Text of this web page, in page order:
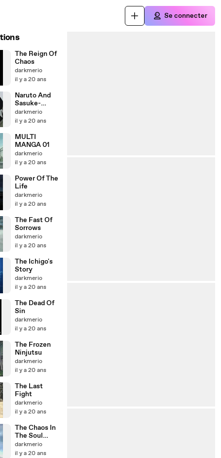
Se connecter
The Reign Of
Chaos
darkmerio
il y a 20 ans
Naruto And
Sasuke-
Remake-
darkmerio
il y a 20 ans
MULTI
MANGA 01
darkmerio
il y a 20 ans
Power Of The
Life
darkmerio
il y a 20 ans
The Fast Of
Sorrows
darkmerio
il y a 20 ans
The Ichigo's
Story
darkmerio
il y a 20 ans
The Dead Of
Sin
darkmerio
il y a 20 ans
The Frozen
Ninjutsu
darkmerio
il y a 20 ans
The Last
Fight
darkmerio
il y a 20 ans
The Chaos In
The Soul
Society
darkmerio
il y a 20 ans